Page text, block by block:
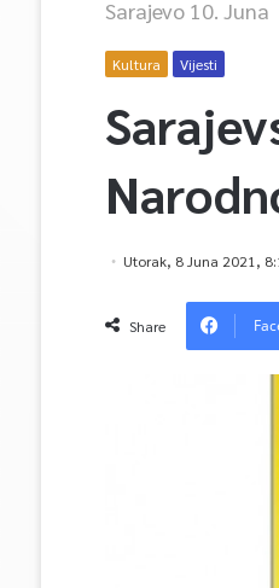
Sarajevo 10. Juna
Kultura Vijesti
Utorak, 8 Juna 2021,
Share